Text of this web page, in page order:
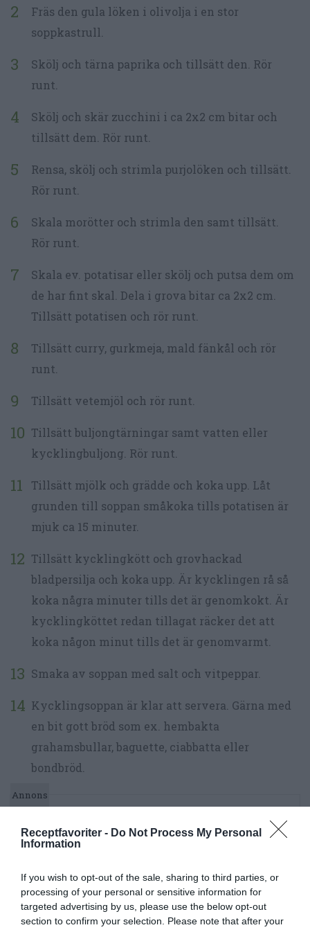
Receptfavoriter - Do Not Process My Personal
Information
If you wish to opt-out of the sale, sharing to third parties, or
processing of your personal or sensitive information for
targeted advertising by us, please use the below opt-out
section to confirm your selection. Please note that after your
Fräs den gula löken i olivolja i en stor
soppkastrull.
Skölj och tärna paprika och tillsätt den. Rör
runt.
Skölj och skär zucchini i ca 2x2 cm bitar och
tillsätt dem. Rör runt.
Rensa, skölj och strimla purjolöken och tillsätt.
Rör runt.
Skala morötter och strimla den samt tillsätt.
Rör runt.
Skala ev. potatisar eller skölj och putsa dem om
de har fint skal. Dela i grova bitar ca 2x2 cm.
Tillsätt potatisen och rör runt.
Tillsätt curry, gurkmeja, mald fänkål och rör
runt.
Tillsätt vetemjöl och rör runt.
Tillsätt buljongtärningar samt vatten eller
kycklingbuljong. Rör runt.
Tillsätt mjölk och grädde och koka upp. Låt
grunden till soppan småkoka tills potatisen är
mjuk ca 15 minuter.
Tillsätt kycklingkött och grovhackad
bladpersilja och koka upp. Är kycklingen rå så
koka några minuter tills det är genomkokt. Är
kycklingköttet redan tillagat räcker det att
koka någon minut tills det är genomvarmt.
Smaka av soppan med salt och vitpeppar.
Kycklingsoppan är klar att servera. Gärna med
en bit gott bröd som ex. hembakta
grahamsbullar, baguette, ciabbatta eller
bondbröd.